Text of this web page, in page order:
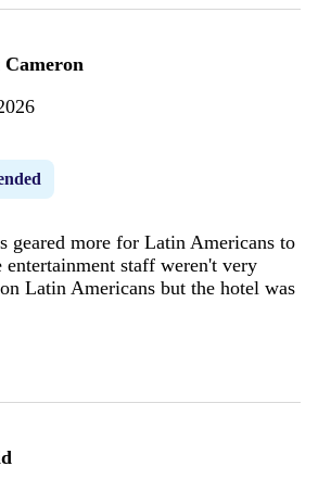
Cameron
geared more for Latin Americans to
entertainment staff weren't very
Latin Americans but the hotel was